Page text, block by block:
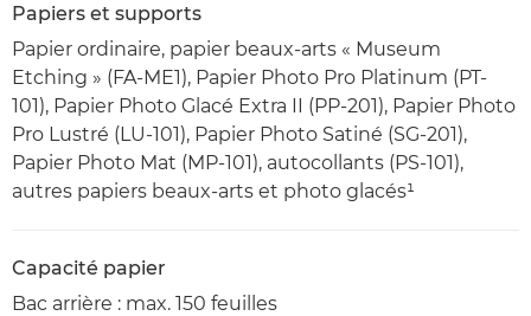
Papiers et supports
Papier ordinaire, papier beaux-arts « Museum
Etching » (FA-ME1), Papier Photo Pro Platinum (PT-
101), Papier Photo Glacé Extra II (PP-201), Papier Photo
Pro Lustré (LU-101), Papier Photo Satiné (SG-201),
Papier Photo Mat (MP-101), autocollants (PS-101),
autres papiers beaux-arts et photo glacés¹
Capacité papier
Bac arrière : max. 150 feuilles